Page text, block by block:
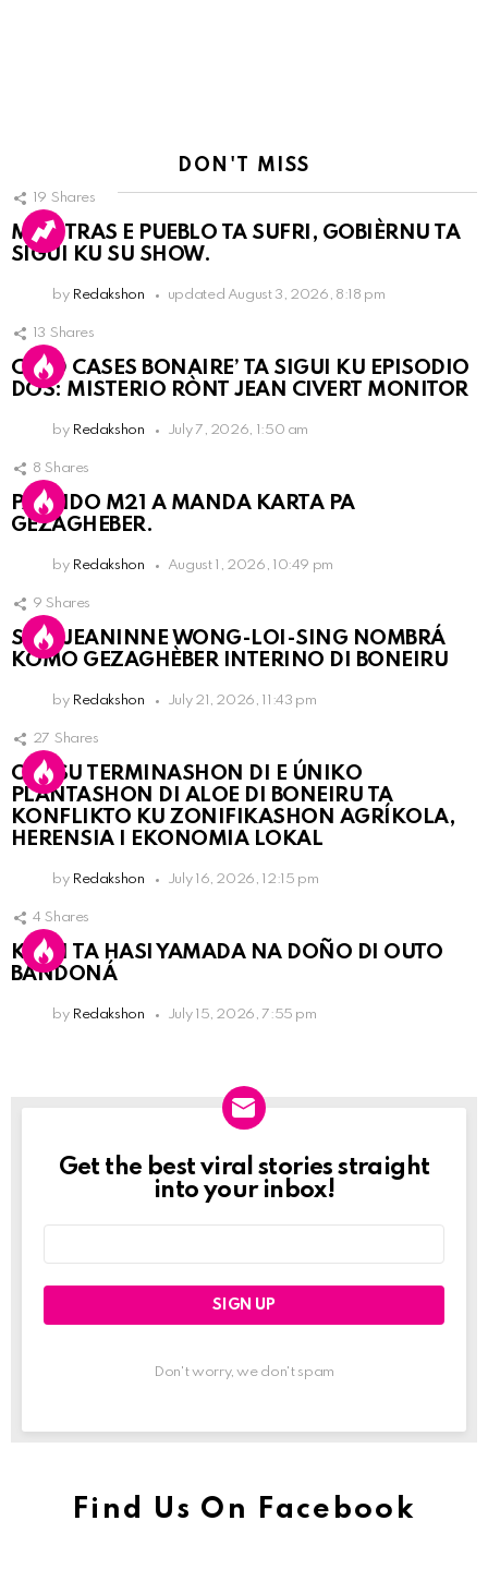
DON'T MISS
19 Shares
MIENTRAS E PUEBLO TA SUFRI, GOBIÈRNU TA
SIGUI KU SU SHOW.
by Redakshon updated August 3, 2026, 8:18 pm
13 Shares
COLD CASES BONAIRE’ TA SIGUI KU EPISODIO
DOS: MISTERIO RÒNT JEAN CIVERT MONITOR
by Redakshon July 7, 2026, 1:50 am
8 Shares
PARTIDO M21 A MANDA KARTA PA
GEZAGHEBER.
by Redakshon August 1, 2026, 10:49 pm
9 Shares
SRA. JEANINNE WONG-LOI-SING NOMBRÁ
KOMO GEZAGHÈBER INTERINO DI BONEIRU
by Redakshon July 21, 2026, 11:43 pm
27 Shares
OLB SU TERMINASHON DI E ÚNIKO
PLANTASHON DI ALOE DI BONEIRU TA
KONFLIKTO KU ZONIFIKASHON AGRÍKOLA,
HERENSIA I EKONOMIA LOKAL
by Redakshon July 16, 2026, 12:15 pm
4 Shares
KPCN TA HASI YAMADA NA DOÑO DI OUTO
BANDONÁ
by Redakshon July 15, 2026, 7:55 pm
Newslett
Get the best viral stories straight
into your inbox!
Don't worry, we don't spam
Find Us On Facebook